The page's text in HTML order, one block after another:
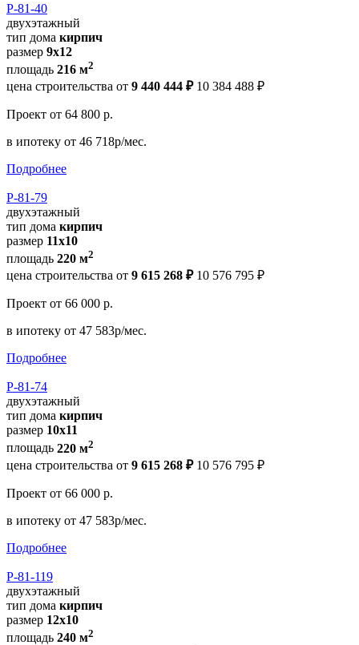
Р-81-40
двухэтажный
тип дома кирпич
размер 9x12
площадь 216 м2
цена строительства от 9 440 444 ₽ 10 384 488 ₽
Проект от 64 800 р.
в ипотеку от 46 718р/мес.
Подробнее
Р-81-79
двухэтажный
тип дома кирпич
размер 11x10
площадь 220 м2
цена строительства от 9 615 268 ₽ 10 576 795 ₽
Проект от 66 000 р.
в ипотеку от 47 583р/мес.
Подробнее
Р-81-74
двухэтажный
тип дома кирпич
размер 10x11
площадь 220 м2
цена строительства от 9 615 268 ₽ 10 576 795 ₽
Проект от 66 000 р.
в ипотеку от 47 583р/мес.
Подробнее
Р-81-119
двухэтажный
тип дома кирпич
размер 12x10
площадь 240 м2